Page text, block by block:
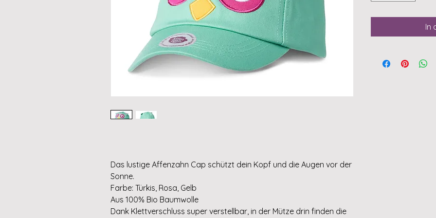
Das lustige Affenzahn Cap schützt dein Kopf und die Augen vor der
Sonne.
Farbe: Türkis, Rosa, Gelb
Aus 100% Bio Baumwolle
Dank Klettverschluss super verstellbar, in der Mütze drin finden die
In